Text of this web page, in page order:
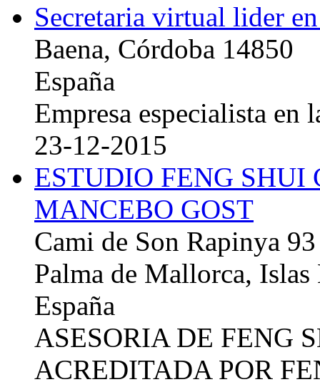
Secretaria virtual lider
Baena, Córdoba 14850
España
Empresa especialista en
23-12-2015
ESTUDIO FENG
MANCEBO GOST
Cami de Son Rapinya 93
Palma de Mallorca, Islas
España
ASESORIA DE FENG
ACREDITADA POR